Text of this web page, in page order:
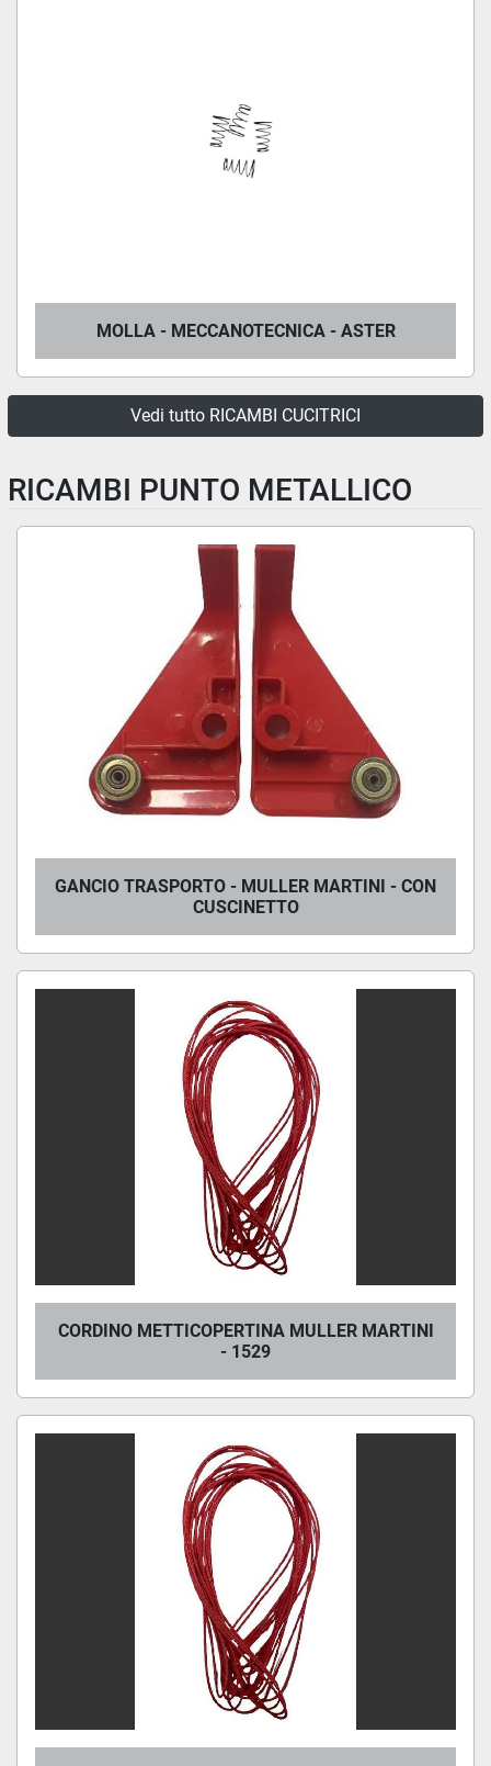
MOLLA - MECCANOTECNICA - ASTER
Vedi tutto RICAMBI CUCITRICI
RICAMBI PUNTO METALLICO
GANCIO TRASPORTO - MULLER MARTINI - CON
CUSCINETTO
CORDINO METTICOPERTINA MULLER MARTINI
- 1529